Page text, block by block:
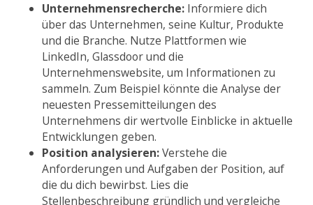
Unternehmensrecherche: Informiere dich
über das Unternehmen, seine Kultur, Produkte
und die Branche. Nutze Plattformen wie
LinkedIn, Glassdoor und die
Unternehmenswebsite, um Informationen zu
sammeln. Zum Beispiel könnte die Analyse der
neuesten Pressemitteilungen des
Unternehmens dir wertvolle Einblicke in aktuelle
Entwicklungen geben.
Position analysieren:Verstehe die
Anforderungen und Aufgaben der Position, auf
die du dich bewirbst. Lies die
Stellenbeschreibung gründlich und vergleiche